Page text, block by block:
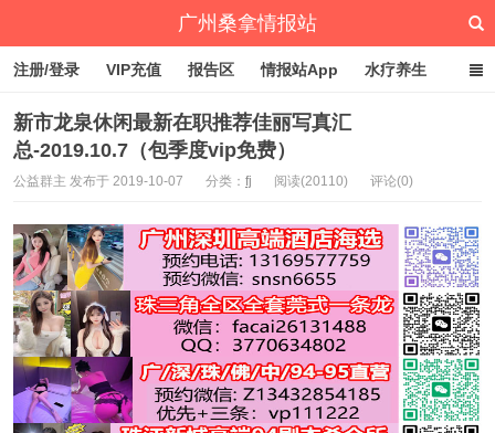
广州桑拿情报站
注册/登录 VIP充值 报告区 情报站App 水疗养生
深圳桑拿情报站 文章归档 标签云 点赞排行
新市龙泉休闲最新在职推荐佳丽写真汇
总-2019.10.7（包季度vip免费）
公益群主 发布于 2019-10-07 分类： fj 阅读(20110) 评论(0)